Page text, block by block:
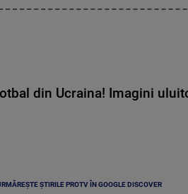
din Ucraina! Imagini
ȘTIRILE PROTV ÎN GOOGLE DISCOVER